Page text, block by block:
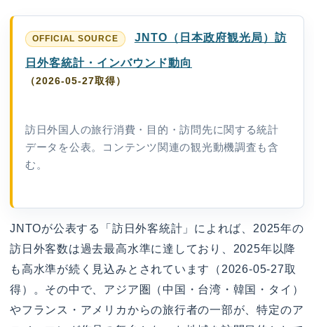
JNTO（日本政府観光局）訪
日外客統計・インバウンド動向
（2026-05-27取得）
訪日外国人の旅行消費・目的・訪問先に関する統計
データを公表。コンテンツ関連の観光動機調査も含
む。
JNTOが公表する「訪日外客統計」によれば、2025年の
訪日外客数は過去最高水準に達しており、2025年以降
も高水準が続く見込みとされています（2026-05-27取
得）。その中で、アジア圏（中国・台湾・韓国・タイ）
やフランス・アメリカからの旅行者の一部が、特定のア